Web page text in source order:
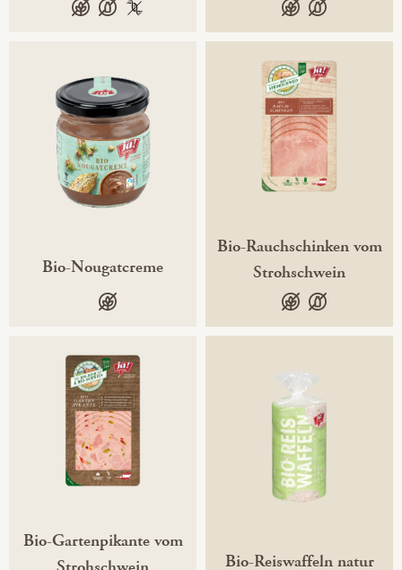
glutenfrei
laktosefrei100 % gentechnikfrei glutenfreilaktosefrei
Bio-Nougatcreme
glutenfrei
Bio-Rauchschinken vom
Strohschwein
glutenfreilaktosefrei
Bio-Gartenpikante vom
Bio-Reiswaffeln natur